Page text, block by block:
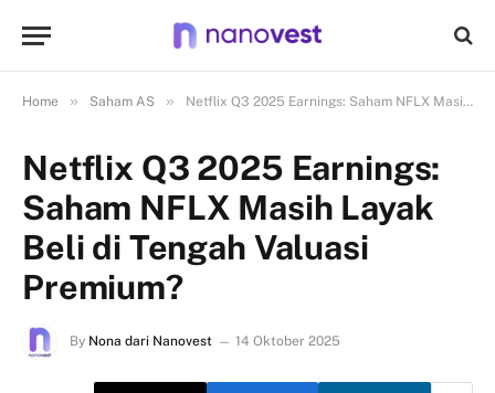
Home » Saham AS » Netflix Q3 2025 Earnings: Saham NFLX Masih Layak Beli di Tengah Valuasi Premium?
Netflix Q3 2025 Earnings:
Saham NFLX Masih Layak
Beli di Tengah Valuasi
Premium?
By Nona dari Nanovest 14 Oktober 2025